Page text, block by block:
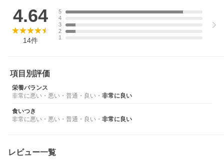
4.64
14件
5
4
3
2
1
項目別評価
栄養バランス
非常に悪い ・ 悪い ・ 普通 ・ 良い ・ 非常に良い
食いつき
非常に悪い ・ 悪い ・ 普通 ・ 良い ・ 非常に良い
レビュー一覧